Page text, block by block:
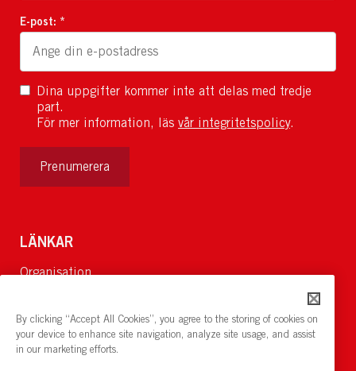
E-post: *
Dina uppgifter kommer inte att delas med tredje
part.
För mer information, läs vår integritetspolicy.
Prenumerera
LÄNKAR
Organisation
Lediga jobb
Nyheter och pressrum
By clicking “Accept All Cookies”, you agree to the storing of cookies on
your device to enhance site navigation, analyze site usage, and assist
in our marketing efforts.